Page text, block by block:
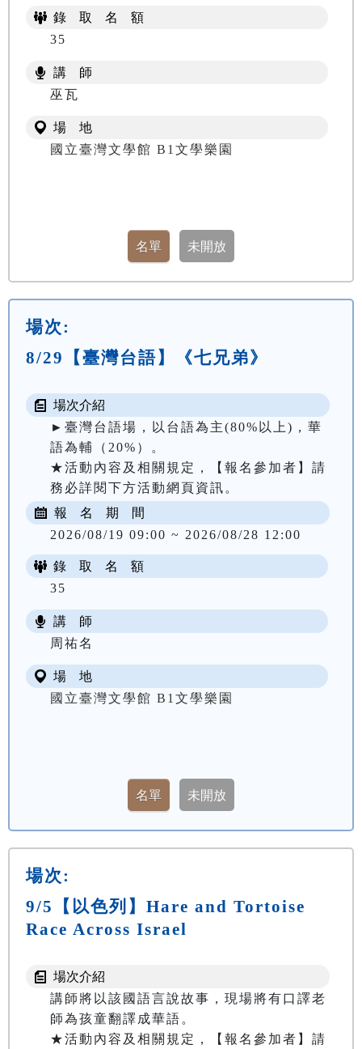
錄 取 名 額
35
講 師
巫瓦
場 地
國立臺灣文學館 B1文學樂園
場次:
8/29【臺灣台語】《七兄弟》
場次介紹
►臺灣台語場，以台語為主(80%以上)，華
語為輔（20%）。
★活動內容及相關規定，【報名參加者】請
務必詳閱下方活動網頁資訊。
報 名 期 間
2026/08/19 09:00 ~ 2026/08/28 12:00
錄 取 名 額
35
講 師
周祐名
場 地
國立臺灣文學館 B1文學樂園
場次:
9/5【以色列】Hare and Tortoise
Race Across Israel
場次介紹
講師將以該國語言說故事，現場將有口譯老
師為孩童翻譯成華語。
★活動內容及相關規定，【報名參加者】請